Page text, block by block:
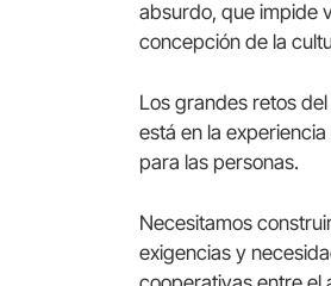
absurdo, que impide
concepción de la
Los grandes retos
está en la
para las personas.
Necesitamos
exigencias y